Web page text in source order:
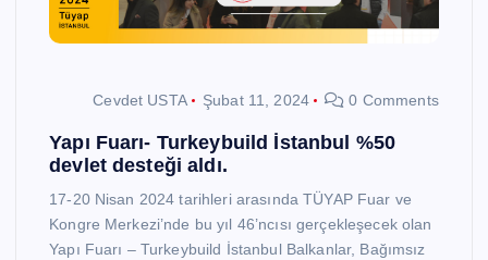
Cevdet USTA Şubat 11, 2024 0 Comments
Yapı Fuarı- Turkeybuild İstanbul %50
devlet desteği aldı.
17-20 Nisan 2024 tarihleri arasında TÜYAP Fuar ve
Kongre Merkezi’nde bu yıl 46’ncısı gerçekleşecek olan
Yapı Fuarı – Turkeybuild İstanbul Balkanlar, Bağımsız